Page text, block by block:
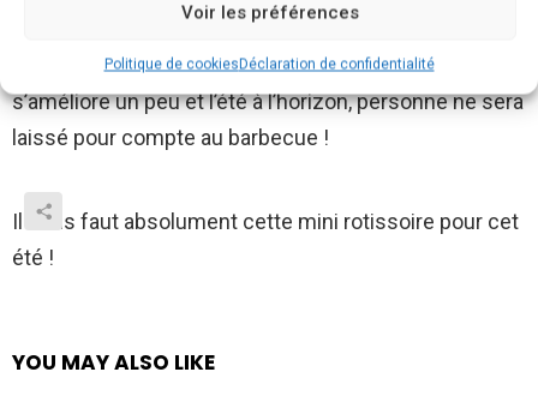
Voir les préférences
Politique de cookiesDéclaration de confidentialité
Il peut également cuisinier jusqu’à trois assiettes de
légumes, ou de poisson, alors avec le temps qui
s’améliore un peu et l’été à l’horizon, personne ne sera
laissé pour compte au barbecue !
Il nous faut absolument cette mini rotissoire pour cet
été !
YOU MAY ALSO LIKE